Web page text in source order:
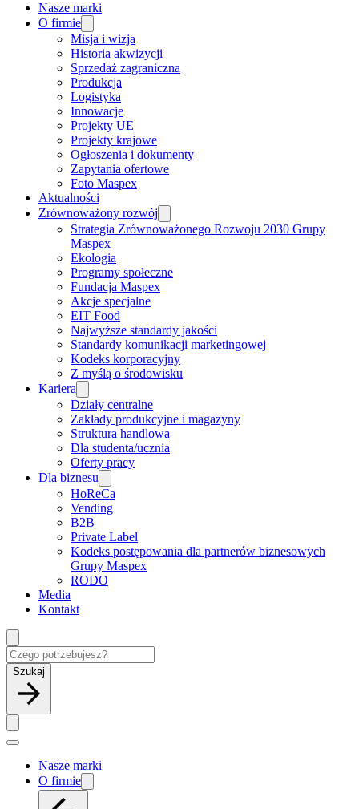
Nasze marki
O firmie
Misja i wizja
Historia akwizycji
Sprzedaż zagraniczna
Produkcja
Logistyka
Innowacje
Projekty UE
Projekty krajowe
Ogłoszenia i dokumenty
Zapytania ofertowe
Foto Maspex
Aktualności
Zrównoważony rozwój
Strategia Zrównoważonego Rozwoju 2030 Grupy
Maspex
Ekologia
Programy społeczne
Fundacja Maspex
Akcje specjalne
EIT Food
Najwyższe standardy jakości
Standardy komunikacji marketingowej
Kodeks korporacyjny
Z myślą o środowisku
Kariera
Działy centralne
Zakłady produkcyjne i magazyny
Struktura handlowa
Dla studenta/ucznia
Oferty pracy
Dla biznesu
HoReCa
Vending
B2B
Private Label
Kodeks postępowania dla partnerów biznesowych
Grupy Maspex
RODO
Media
Kontakt
Szukaj
Nasze marki
O firmie